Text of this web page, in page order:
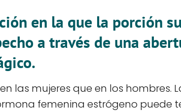
en la que la porción
a través de una
las mujeres que en los hombres.
femenina estrógeno puede